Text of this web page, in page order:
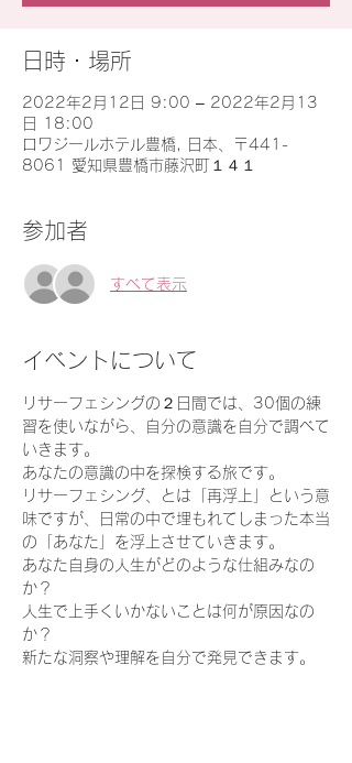
日時・場所
2022年2月12日 9:00 – 2022年2月13
日 18:00
ロワジールホテル豊橋, 日本、〒441-
8061 愛知県豊橋市藤沢町１４１
参加者
すべて表示
イベントについて
リサーフェシングの２日間では、30個の練
習を使いながら、自分の意識を自分で調べて
いきます。
あなたの意識の中を探検する旅です。
リサーフェシング、とは「再浮上」という意
味ですが、日常の中で埋もれてしまった本当
の「あなた」を浮上させていきます。
あなた自身の人生がどのような仕組みなの
か？
人生で上手くいかないことは何が原因なの
か？
新たな洞察や理解を自分で発見できます。